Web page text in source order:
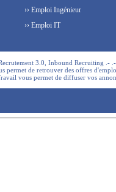
›› Emploi Ingénieur
›› Emploi IT
3.0, Inbound Recruiting .-
permet de retrouver des offres
vous permet de diffuser vos